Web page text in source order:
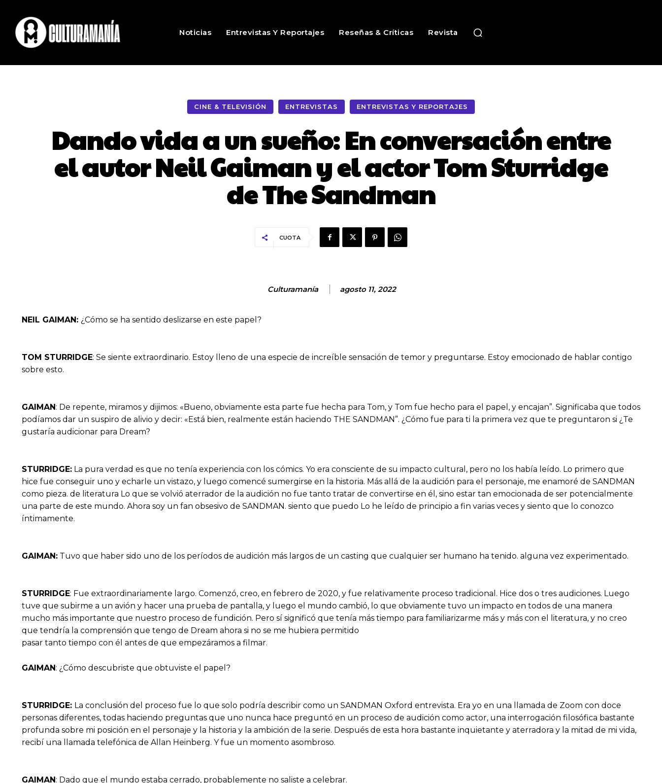
Noticias Entrevistas Y Reportajes Reseñas & Críticas Revista
CINE & TELEVISIÓN ENTREVISTAS ENTREVISTAS Y REPORTAJES
Dando vida a un sueño: En conversación entre
el autor Neil Gaiman y el actor Tom Sturridge
de The Sandman
CUOTA
Culturamanía agosto 11, 2022
NEIL GAIMAN: ¿Cómo se ha sentido deslizarse en este papel?
TOM STURRIDGE: Se siente extraordinario. Estoy lleno de una especie de increíble sensación de temor y preguntarse. Estoy emocionado de hablar contigo
sobre esto.
GAIMAN: De repente, miramos y dijimos: «Bueno, obviamente esta parte fue hecha para Tom, y Tom fue hecho para el papel, y encajan”. Significaba que todos
podíamos dar un suspiro de alivio y decir: «Está bien, realmente están haciendo THE SANDMAN”. ¿Cómo fue para ti la primera vez que te preguntaron si ¿Te
gustaría audicionar para Dream?
STURRIDGE: La pura verdad es que no tenía experiencia con los cómics. Yo era consciente de su impacto cultural, pero no los había leído. Lo primero que
hice fue conseguir uno y echarle un vistazo, y luego comencé sumergirse en la historia. Más allá de la audición para el personaje, me enamoré de SANDMAN
como pieza. de literatura Lo que se volvió aterrador de la audición no fue tanto tratar de convertirse en él, sino estar tan emocionada de ser potencialmente
una parte de este mundo. Ahora soy un fan obsesivo de SANDMAN. siento que puedo Lo he leído de principio a fin varias veces y siento que lo conozco
íntimamente.
GAIMAN: Tuvo que haber sido uno de los períodos de audición más largos de un casting que cualquier ser humano ha tenido. alguna vez experimentado.
STURRIDGE: Fue extraordinariamente largo. Comenzó, creo, en febrero de 2020, y fue relativamente proceso tradicional. Hice dos o tres audiciones. Luego
tuve que subirme a un avión y hacer una prueba de pantalla, y luego el mundo cambió, lo que obviamente tuvo un impacto en todos de una manera
mucho más importante que nuestro proceso de fundición. Pero sí significó que tenía más tiempo para familiarizarme más y más con el literatura, y no creo
que tendría la comprensión que tengo de Dream ahora si no se me hubiera permitido
pasar tanto tiempo con él antes de que empezáramos a filmar.
GAIMAN: ¿Cómo descubriste que obtuviste el papel?
STURRIDGE: La conclusión del proceso fue lo que solo podría describir como un SANDMAN Oxford entrevista. Era yo en una llamada de Zoom con doce
personas diferentes, todas haciendo preguntas que uno nunca hace preguntó en un proceso de audición como actor, una interrogación filosófica bastante
profunda sobre mi posición en el personaje y la historia y la ambición de la serie. Después de esta hora bastante inquietante y aterradora y la mitad de mi vida,
recibí una llamada telefónica de Allan Heinberg. Y fue un momento asombroso.
GAIMAN: Dado que el mundo estaba cerrado, probablemente no saliste a celebrar.